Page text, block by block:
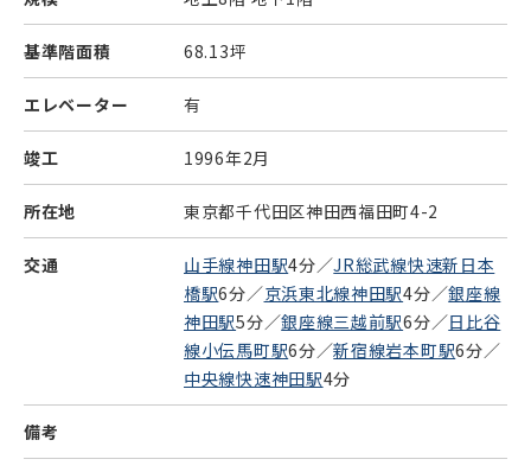
基準階面積 68.13坪
エレベーター 有
竣工 1996年2月
所在地 東京都千代田区神田西福田町4-2
交通 山手線神田駅4分／JR総武線快速新日本
橋駅6分／京浜東北線神田駅4分／銀座線
神田駅5分／銀座線三越前駅6分／日比谷
線小伝馬町駅6分／新宿線岩本町駅6分／
中央線快速神田駅4分
備考